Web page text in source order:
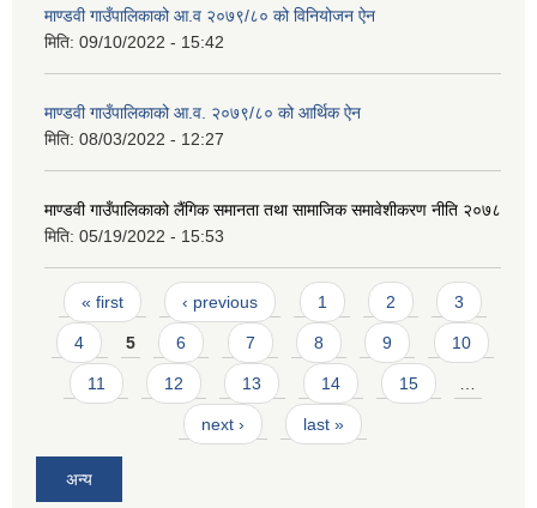
माण्डवी गाउँपालिकाको आ.व २०७९/८० को विनियोजन ऐन
मिति: 09/10/2022 - 15:42
माण्डवी गाउँपालिकाको आ.व. २०७९/८० को आर्थिक ऐन
मिति: 08/03/2022 - 12:27
माण्डवी गाउँपालिकाको लैंगिक समानता तथा सामाजिक समावेशीकरण नीति २०७८
मिति: 05/19/2022 - 15:53
Pages
« first ‹ previous 1 2 3
4 5 6 7 8 9 10
11 12 13 14 15
next › last »
अन्य